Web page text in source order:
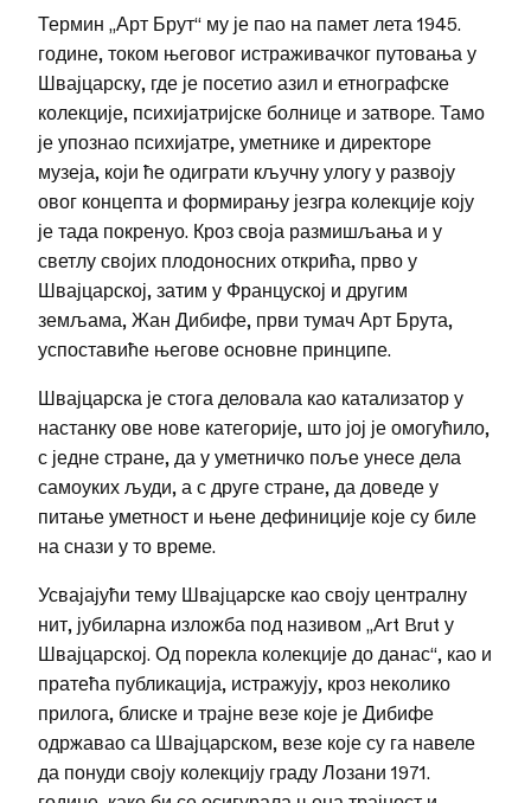
Термин „Арт Брут“ му је пао на памет лета 1945.
године, током његовог истраживачког путовања у
Швајцарску, где је посетио азил и етнографске
колекције, психијатријске болнице и затворе. Тамо
је упознао психијатре, уметнике и директоре
музеја, који ће одиграти кључну улогу у развоју
овог концепта и формирању језгра колекције коју
је тада покренуо. Кроз своја размишљања и у
светлу својих плодоносних открића, прво у
Швајцарској, затим у Француској и другим
земљама, Жан Дибифе, први тумач Арт Брута,
успоставиће његове основне принципе.
Швајцарска је стога деловала као катализатор у
настанку ове нове категорије, што јој је омогућило,
с једне стране, да у уметничко поље унесе дела
самоуких људи, а с друге стране, да доведе у
питање уметност и њене дефиниције које су биле
на снази у то време.
Усвајајући тему Швајцарске као своју централну
нит, јубиларна изложба под називом „Art Brut у
Швајцарској. Од порекла колекције до данас“, као и
пратећа публикација, истражују, кроз неколико
прилога, блиске и трајне везе које је Дибифе
одржавао са Швајцарском, везе које су га навеле
да понуди своју колекцију граду Лозани 1971.